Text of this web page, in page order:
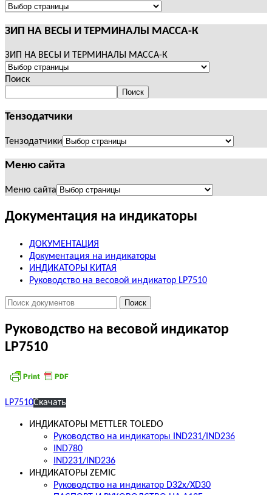
ЗИП НА ВЕСЫ И ТЕРМИНАЛЫ МАССА-К
ЗИП НА ВЕСЫ И ТЕРМИНАЛЫ МАССА-К
Поиск
Поиск
Тензодатчики
Тензодатчики
Меню сайта
Меню сайта
Документация на индикаторы
ДОКУМЕНТАЦИЯ
Документация на индикаторы
ИНДИКАТОРЫ КИТАЯ
Руководство на весовой индикатор LP7510
Руководство на весовой индикатор
LP7510
LP7510Скачать
ИНДИКАТОРЫ METTLER TOLEDO
Руководство на индикаторы IND231/IND236
IND780
IND231/IND236
ИНДИКАТОРЫ ZEMIC
Руководство на индикатор D32x/XD30